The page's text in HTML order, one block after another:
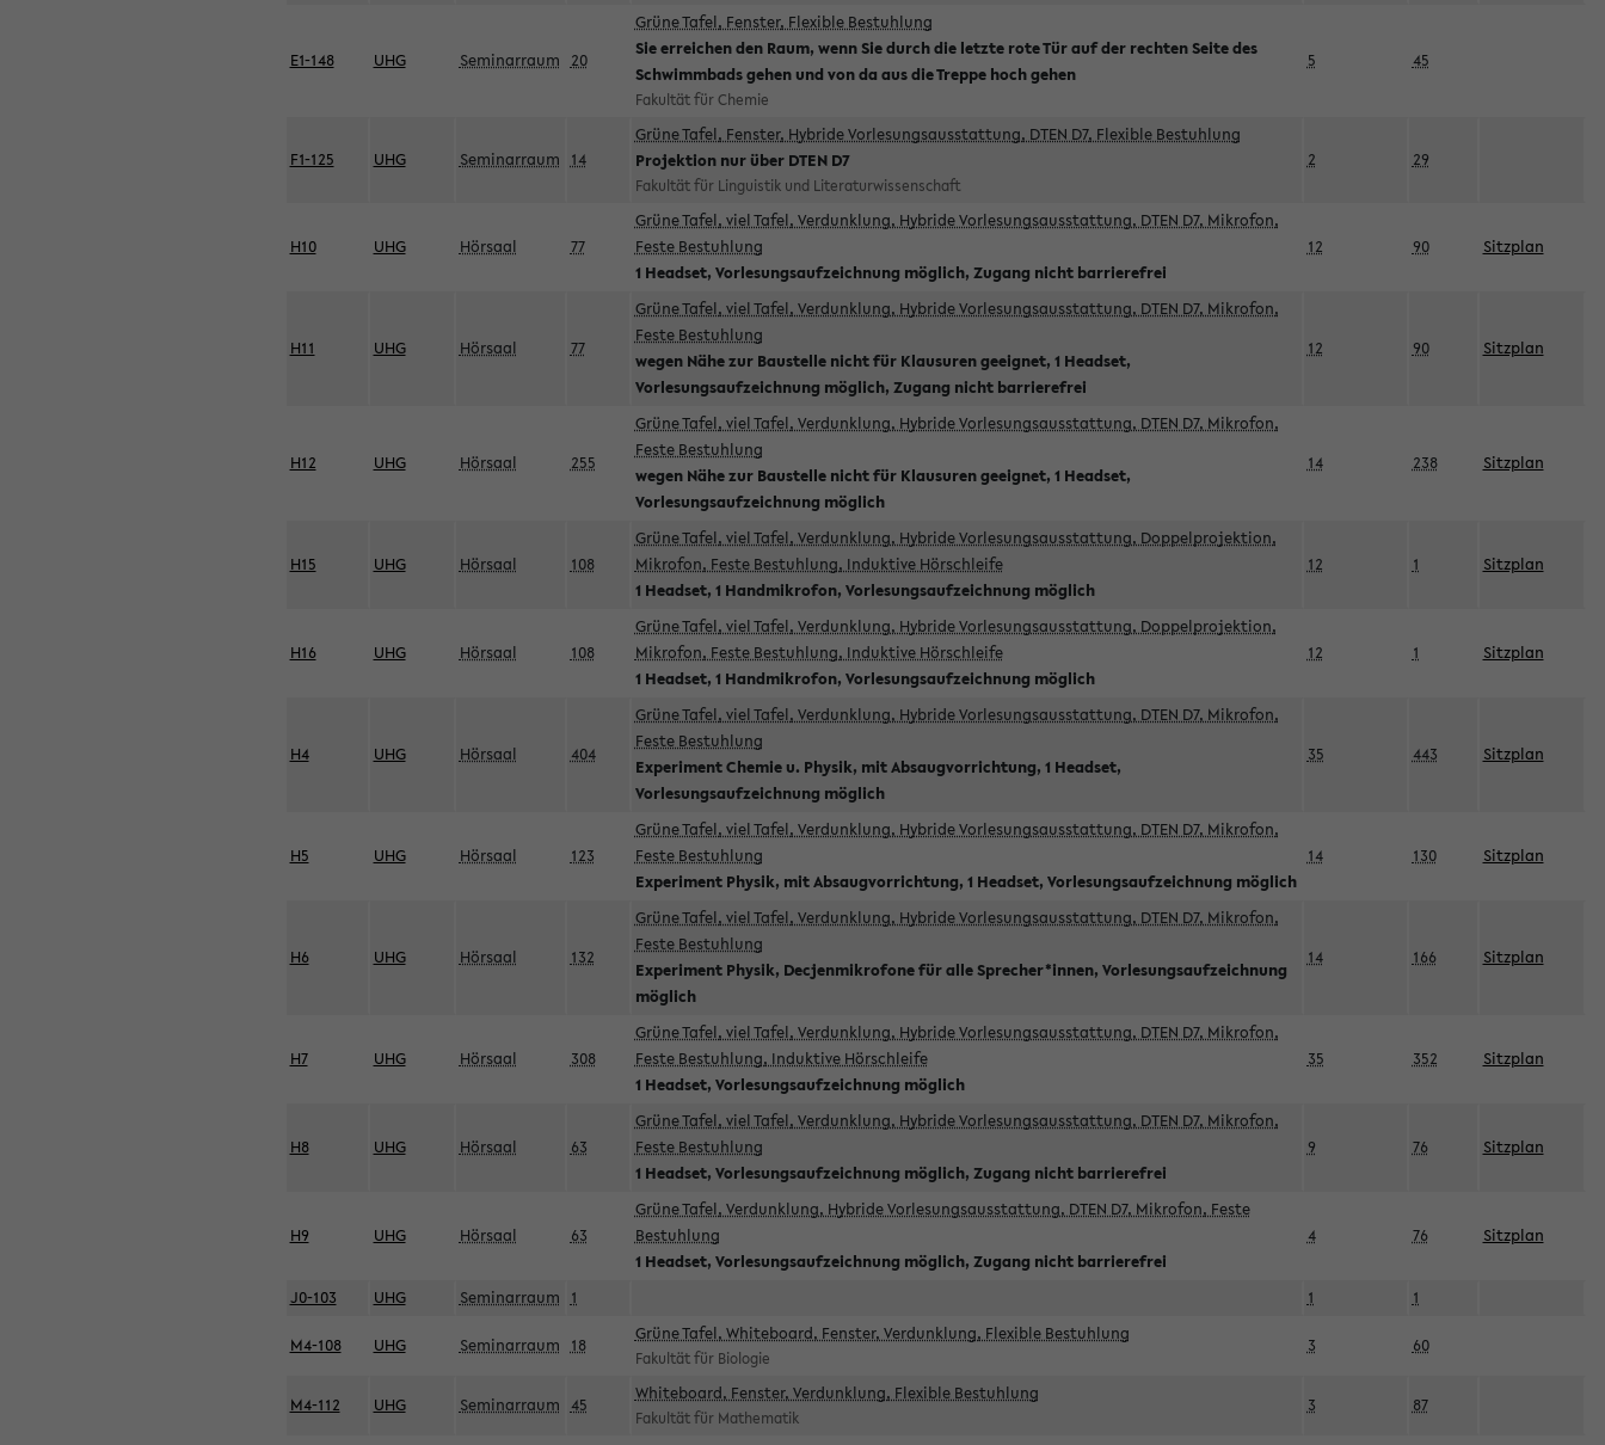
E1-148 UHG Seminarraum 20
Grüne Tafel, Fenster, Flexible Bestuhlung
Sie erreichen den Raum, wenn Sie durch die letzte rote Tür auf der rechten Seite des
Schwimmbads gehen und von da aus die Treppe hoch gehen
Fakultät für Chemie
5 45
F1-125 UHG Seminarraum 14
Grüne Tafel, Fenster, Hybride Vorlesungsausstattung, DTEN D7, Flexible Bestuhlung
Projektion nur über DTEN D7
Fakultät für Linguistik und Literaturwissenschaft
2 29
H10 UHG Hörsaal 77
Grüne Tafel, viel Tafel, Verdunklung, Hybride Vorlesungsausstattung, DTEN D7, Mikrofon,
Feste Bestuhlung
1 Headset, Vorlesungsaufzeichnung möglich, Zugang nicht barrierefrei
12 90 Sitzplan
H11 UHG Hörsaal 77
Grüne Tafel, viel Tafel, Verdunklung, Hybride Vorlesungsausstattung, DTEN D7, Mikrofon,
Feste Bestuhlung
wegen Nähe zur Baustelle nicht für Klausuren geeignet, 1 Headset,
Vorlesungsaufzeichnung möglich, Zugang nicht barrierefrei
12 90 Sitzplan
H12 UHG Hörsaal 255
Grüne Tafel, viel Tafel, Verdunklung, Hybride Vorlesungsausstattung, DTEN D7, Mikrofon,
Feste Bestuhlung
wegen Nähe zur Baustelle nicht für Klausuren geeignet, 1 Headset,
Vorlesungsaufzeichnung möglich
14 238 Sitzplan
H15 UHG Hörsaal 108
Grüne Tafel, viel Tafel, Verdunklung, Hybride Vorlesungsausstattung, Doppelprojektion,
Mikrofon, Feste Bestuhlung, Induktive Hörschleife
1 Headset, 1 Handmikrofon, Vorlesungsaufzeichnung möglich
12 1 Sitzplan
H16 UHG Hörsaal 108
Grüne Tafel, viel Tafel, Verdunklung, Hybride Vorlesungsausstattung, Doppelprojektion,
Mikrofon, Feste Bestuhlung, Induktive Hörschleife
1 Headset, 1 Handmikrofon, Vorlesungsaufzeichnung möglich
12 1 Sitzplan
H4 UHG Hörsaal 404
Grüne Tafel, viel Tafel, Verdunklung, Hybride Vorlesungsausstattung, DTEN D7, Mikrofon,
Feste Bestuhlung
Experiment Chemie u. Physik, mit Absaugvorrichtung, 1 Headset,
Vorlesungsaufzeichnung möglich
35 443 Sitzplan
H5 UHG Hörsaal 123
Grüne Tafel, viel Tafel, Verdunklung, Hybride Vorlesungsausstattung, DTEN D7, Mikrofon,
Feste Bestuhlung
Experiment Physik, mit Absaugvorrichtung, 1 Headset, Vorlesungsaufzeichnung möglich
14 130 Sitzplan
H6 UHG Hörsaal 132
Grüne Tafel, viel Tafel, Verdunklung, Hybride Vorlesungsausstattung, DTEN D7, Mikrofon,
Feste Bestuhlung
Experiment Physik, Decjenmikrofone für alle Sprecher*innen, Vorlesungsaufzeichnung
möglich
14 166 Sitzplan
H7 UHG Hörsaal 308
Grüne Tafel, viel Tafel, Verdunklung, Hybride Vorlesungsausstattung, DTEN D7, Mikrofon,
Feste Bestuhlung, Induktive Hörschleife
1 Headset, Vorlesungsaufzeichnung möglich
35 352 Sitzplan
H8 UHG Hörsaal 63
Grüne Tafel, viel Tafel, Verdunklung, Hybride Vorlesungsausstattung, DTEN D7, Mikrofon,
Feste Bestuhlung
1 Headset, Vorlesungsaufzeichnung möglich, Zugang nicht barrierefrei
9 76 Sitzplan
H9 UHG Hörsaal 63
Grüne Tafel, Verdunklung, Hybride Vorlesungsausstattung, DTEN D7, Mikrofon, Feste
Bestuhlung
1 Headset, Vorlesungsaufzeichnung möglich, Zugang nicht barrierefrei
4 76 Sitzplan
J0-103 UHG Seminarraum 1 1 1
M4-108 UHG Seminarraum 18
Grüne Tafel, Whiteboard, Fenster, Verdunklung, Flexible Bestuhlung
Fakultät für Biologie
3 60
M4-112 UHG Seminarraum 45
Whiteboard, Fenster, Verdunklung, Flexible Bestuhlung
Fakultät für Mathematik
3 87